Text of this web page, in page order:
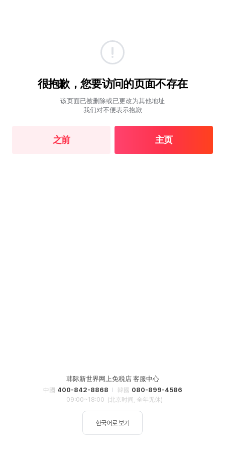
很抱歉，您要访问的页面不存在
该页面已被删除或已更改为其他地址
我们对不便表示抱歉
之前 主页
韩际新世界网上免税店 客服中心
中國 400-842-8868 韓國 080-899-4586
09:00~18:00 (北京时间, 全年无休)
한국어로 보기